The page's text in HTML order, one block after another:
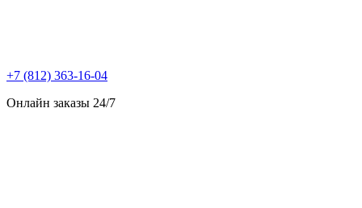
+7 (812) 363-16-04
Онлайн заказы 24/7